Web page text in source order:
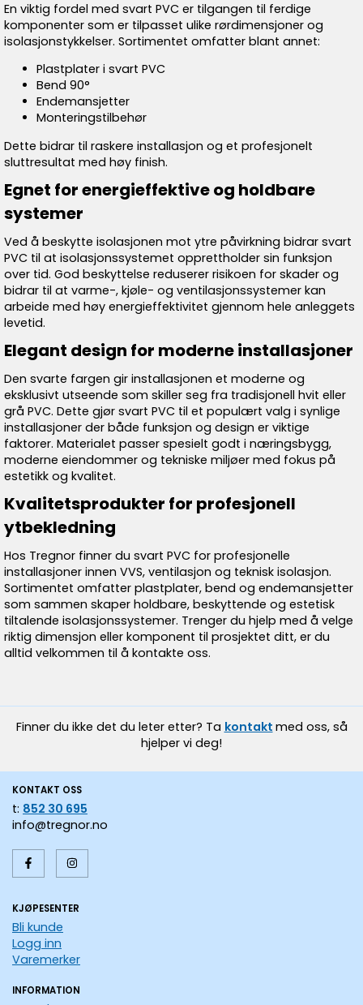
En viktig fordel med svart PVC er tilgangen til ferdige
komponenter som er tilpasset ulike rørdimensjoner og
isolasjonstykkelser. Sortimentet omfatter blant annet:
Plastplater i svart PVC
Bend 90°
Endemansjetter
Monteringstilbehør
Dette bidrar til raskere installasjon og et profesjonelt
sluttresultat med høy finish.
Egnet for energieffektive og holdbare
systemer
Ved å beskytte isolasjonen mot ytre påvirkning bidrar svart
PVC til at isolasjonssystemet opprettholder sin funksjon
over tid. God beskyttelse reduserer risikoen for skader og
bidrar til at varme-, kjøle- og ventilasjonssystemer kan
arbeide med høy energieffektivitet gjennom hele anleggets
levetid.
Elegant design for moderne installasjoner
Den svarte fargen gir installasjonen et moderne og
eksklusivt utseende som skiller seg fra tradisjonell hvit eller
grå PVC. Dette gjør svart PVC til et populært valg i synlige
installasjoner der både funksjon og design er viktige
faktorer. Materialet passer spesielt godt i næringsbygg,
moderne eiendommer og tekniske miljøer med fokus på
estetikk og kvalitet.
Kvalitetsprodukter for profesjonell
ytbekledning
Hos Tregnor finner du svart PVC for profesjonelle
installasjoner innen VVS, ventilasjon og teknisk isolasjon.
Sortimentet omfatter plastplater, bend og endemansjetter
som sammen skaper holdbare, beskyttende og estetisk
tiltalende isolasjonssystemer. Trenger du hjelp med å velge
riktig dimensjon eller komponent til prosjektet ditt, er du
alltid velkommen til å kontakte oss.
Finner du ikke det du leter etter? Ta kontakt med oss, så
hjelper vi deg!
KONTAKT OSS
t: 852 30 695
info@tregnor.no
KJØPESENTER
Bli kunde
Logg inn
Varemerker
INFORMATION